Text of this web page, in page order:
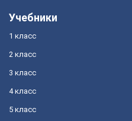
Учебники
1 класс
2 класс
3 класс
4 класс
5 класс